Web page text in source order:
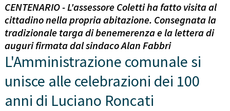
CENTENARIO - L'assessore Coletti ha fatto visita al
cittadino nella propria abitazione. Consegnata la
tradizionale targa di benemerenza e la lettera di
auguri firmata dal sindaco Alan Fabbri
L'Amministrazione comunale si
unisce alle celebrazioni dei 100
anni di Luciano Roncati